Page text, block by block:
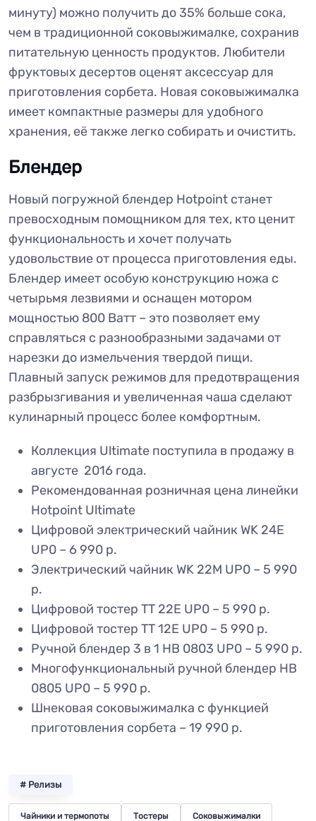
минуту) можно получить до 35% больше сока,
чем в традиционной соковыжималке, сохранив
питательную ценность продуктов. Любители
фруктовых десертов оценят аксессуар для
приготовления сорбета. Новая соковыжималка
имеет компактные размеры для удобного
хранения, её также легко собирать и очистить.
Блендер
Новый погружной блендер Hotpoint станет
превосходным помощником для тех, кто ценит
функциональность и хочет получать
удовольствие от процесса приготовления еды.
Блендер имеет особую конструкцию ножа с
четырьмя лезвиями и оснащен мотором
мощностью 800 Ватт – это позволяет ему
справляться с разнообразными задачами от
нарезки до измельчения твердой пищи.
Плавный запуск режимов для предотвращения
разбрызгивания и увеличенная чаша сделают
кулинарный процесс более комфортным.
Коллекция Ultimate поступила в продажу в
августе 2016 года.
Рекомендованная розничная цена линейки
Hotpoint Ultimate
Цифровой электрический чайник WK 24E
UP0 – 6 990 р.
Электрический чайник WK 22M UP0 – 5 990
р.
Цифровой тостер TT 22E UP0 – 5 990 р.
Цифровой тостер TT 12E UP0 – 5 990 р.
Ручной блендер 3 в 1 HB 0803 UP0 – 5 990 р.
Многофункциональный ручной блендер HB
0805 UP0 – 5 990 р.
Шнековая соковыжималка с функцией
приготовления сорбета – 19 990 р.
# Релизы
Чайники и термопоты Тостеры Соковыжималки